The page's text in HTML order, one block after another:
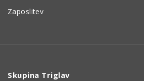
Zaposlitev
Skupina Triglav